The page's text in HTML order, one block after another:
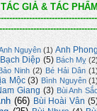
TÁC GIẢ & TÁC
Nguyên (1) Anh
Bạch Diệp (5) Bách Mỵ
Ninh (2) Bé Hải Dân
Mộc (3) Bình Nguyên
Giang (3) Bùi Anh
(66) Bùi Hoài Vân